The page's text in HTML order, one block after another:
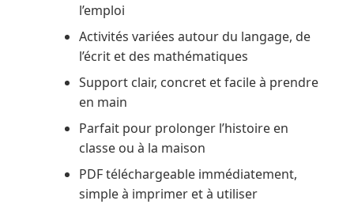
l’emploi
Activités variées autour du langage, de
l’écrit et des mathématiques
Support clair, concret et facile à prendre
en main
Parfait pour prolonger l’histoire en
classe ou à la maison
PDF téléchargeable immédiatement,
simple à imprimer et à utiliser